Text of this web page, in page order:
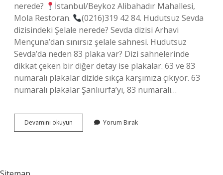
nerede?
İstanbul/Beykoz Alibahadır Mahallesi,
Mola Restoran.
(0216)319 42 84. Hudutsuz Sevda
dizisindeki Şelale nerede? Sevda dizisi Arhavi
Mençuna’dan sınırsız şelale sahnesi. Hudutsuz
Sevda’da neden 83 plaka var? Dizi sahnelerinde
dikkat çeken bir diğer detay ise plakalar. 63 ve 83
numaralı plakalar dizide sıkça karşımıza çıkıyor. 63
numaralı plakalar Şanlıurfa’yı, 83 numaralı…
Devamını okuyun Hudutsuz
Sevda
Yorum Bırak